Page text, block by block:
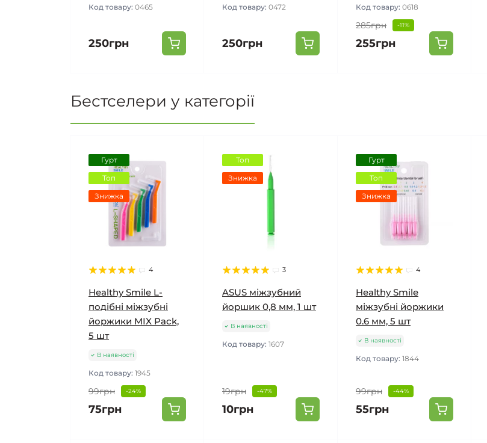
Код товару: 0465
250грн
Код товару: 0472
250грн
Код товару: 0618
285грн -11%
255грн
Бестселери у категорії
Гурт
Топ
Знижка
4
Healthy Smile L-
подібні міжзубні
йоржики MIX Pack,
5 шт
В наявності
Код товару: 1945
99грн -24%
75грн
Топ
Знижка
3
ASUS міжзубний
йоршик 0,8 мм, 1 шт
В наявності
Код товару: 1607
19грн -47%
10грн
Гурт
Топ
Знижка
4
Healthy Smile
міжзубні йоржики
0.6 мм, 5 шт
В наявності
Код товару: 1844
99грн -44%
55грн